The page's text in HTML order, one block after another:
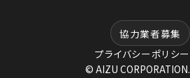
協力業者募集
プライバシーポリシー
© AIZU CORPORATION.